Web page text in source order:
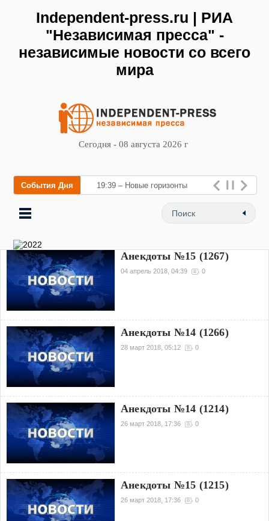
Independent-press.ru | РИА
"Независимая пресса" -
независимые новости со всего
мира
Сегодня - 08 августа 2026 г
События Дня 19:39 – Новые горизонты
флебологии: в Москве
Анекдоты №15 (1267)
04 апрель 2018, 04:39 0
Анекдоты №14 (1266)
28 март 2018, 05:12 0
Анекдоты №14 (1214)
26 март 2018, 17:36 0
Анекдоты №15 (1215)
26 март 2018, 17:36 0